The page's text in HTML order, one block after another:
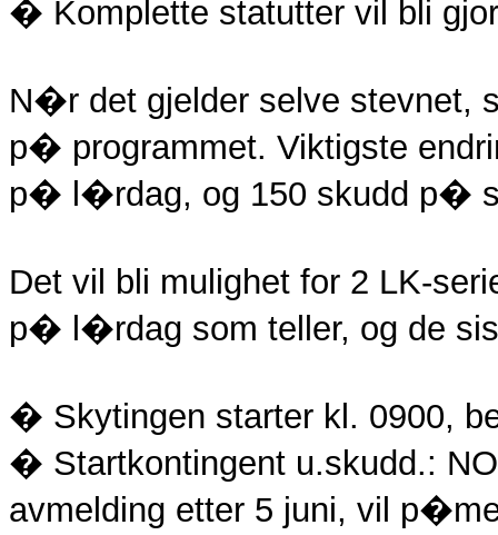
� Komplette statutter vil bli
N�r det gjelder selve stevnet,
p� programmet. Viktigste
p� l�rdag, og 150 skudd p�
Det vil bli mulighet for 2 LK-
p� l�rdag som teller, og de
� Skytingen starter kl. 0900,
� Startkontingent u.skudd.:
avmelding etter 5 juni, vil